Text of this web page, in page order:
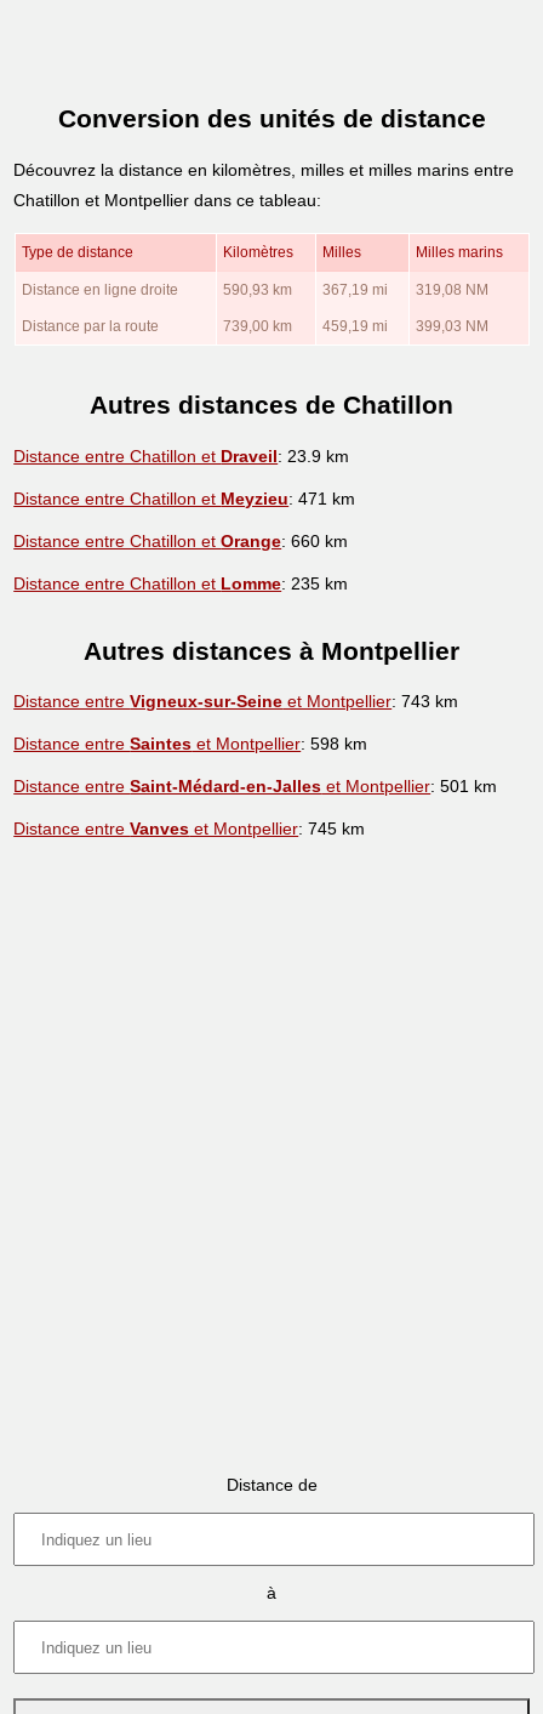
Conversion des unités de distance
Découvrez la distance en kilomètres, milles et milles marins entre
Chatillon et Montpellier dans ce tableau:
Type de distance Kilomètres Milles Milles marins
Distance en ligne droite 590,93 km 367,19 mi 319,08 NM
Distance par la route 739,00 km 459,19 mi 399,03 NM
Autres distances de Chatillon
Distance entre Chatillon et Draveil: 23.9 km
Distance entre Chatillon et Meyzieu: 471 km
Distance entre Chatillon etOrange: 660 km
Distance entre Chatillon et Lomme: 235 km
Autres distances à Montpellier
Distance entreVigneux-sur-Seine et Montpellier: 743 km
Distance entreSaintes et Montpellier: 598 km
Distance entreSaint-Médard-en-Jalles et Montpellier: 501 km
Distance entreVanves et Montpellier: 745 km
Distance de
à